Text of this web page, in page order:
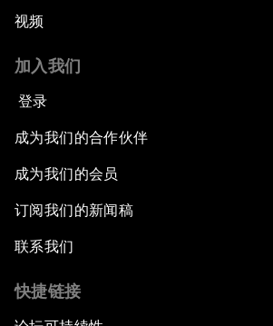
视频
加入我们
登录
成为我们的合作伙伴
成为我们的会员
订阅我们的新闻稿
联系我们
快捷链接